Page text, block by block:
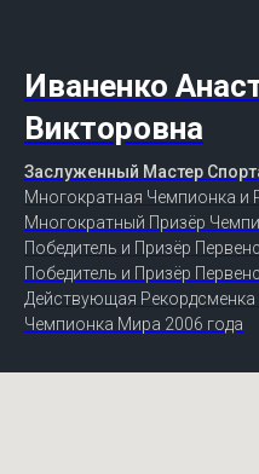
Иваненко
Викторовна
Заслуженный Мастер
Многократная Чемпионка и
Многократный Призёр
Победитель и Призёр
Победитель и Призёр
Действующая Рекордсменка
Чемпионка Мира 2006 года